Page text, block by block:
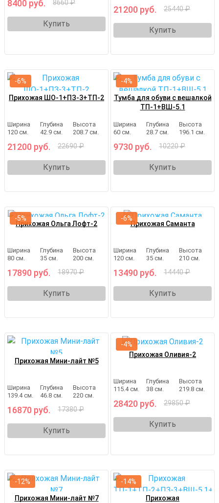
8400 руб. 8660 ₽
Купить
21200 руб. 25440 ₽
Купить
Прихожая ШО-1+ПЗ-3+ТП-2
Ширина
120 см.
Глубина
42.9 см.
Высота
208.7 см.
21200 руб. 22690 ₽
Купить
-6%
Тумба для обуви с вешалкой
ТП-1+ВШ-5.1
Ширина
60 см.
Глубина
28.7 см.
Высота
196.1 см.
9730 руб. 10220 ₽
Купить
-4%
Прихожая Ольга Лофт-2
Ширина
80 см.
Глубина
35 см.
Высота
200 см.
17890 руб. 18970 ₽
Купить
-5%
Прихожая Саманта
Ширина
120 см.
Глубина
35 см.
Высота
210 см.
13490 руб. 14440 ₽
Купить
-6%
Прихожая Мини-лайт №5
Ширина
139.4 см.
Глубина
46.8 см.
Высота
220 см.
16870 руб. 17380 ₽
Купить
Прихожая Оливия-2
Ширина
115.4 см.
Глубина
38 см.
Высота
219.8 см.
28420 руб. 29850 ₽
Купить
-4%
Прихожая Мини-лайт №7
-12%
Прихожая
-14%